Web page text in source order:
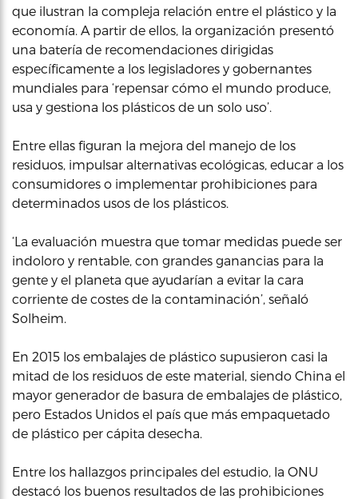
que ilustran la compleja relación entre el plástico y la
economía. A partir de ellos, la organización presentó
una batería de recomendaciones dirigidas
específicamente a los legisladores y gobernantes
mundiales para ‘repensar cómo el mundo produce,
usa y gestiona los plásticos de un solo uso’.
Entre ellas figuran la mejora del manejo de los
residuos, impulsar alternativas ecológicas, educar a los
consumidores o implementar prohibiciones para
determinados usos de los plásticos.
‘La evaluación muestra que tomar medidas puede ser
indoloro y rentable, con grandes ganancias para la
gente y el planeta que ayudarían a evitar la cara
corriente de costes de la contaminación’, señaló
Solheim.
En 2015 los embalajes de plástico supusieron casi la
mitad de los residuos de este material, siendo China el
mayor generador de basura de embalajes de plástico,
pero Estados Unidos el país que más empaquetado
de plástico per cápita desecha.
Entre los hallazgos principales del estudio, la ONU
destacó los buenos resultados de las prohibiciones